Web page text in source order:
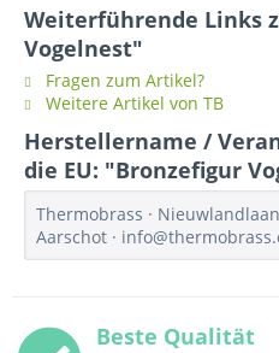
Weiterführende Links
Vogelnest"
Fragen zum Artikel?
Weitere Artikel von TB
Herstellername /
die EU: "Bronzefigur
Thermobrass ·
Aarschot ·
Beste Qualität